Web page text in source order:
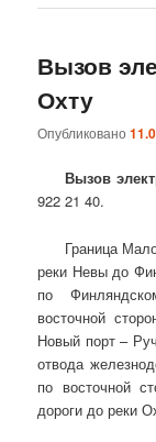
Вызов
Охту
Опубликовано
Вызов
922 21 40.
Граница
реки Невы до
по
восточной
Новый порт –
отвода
по восточной
дороги до реки